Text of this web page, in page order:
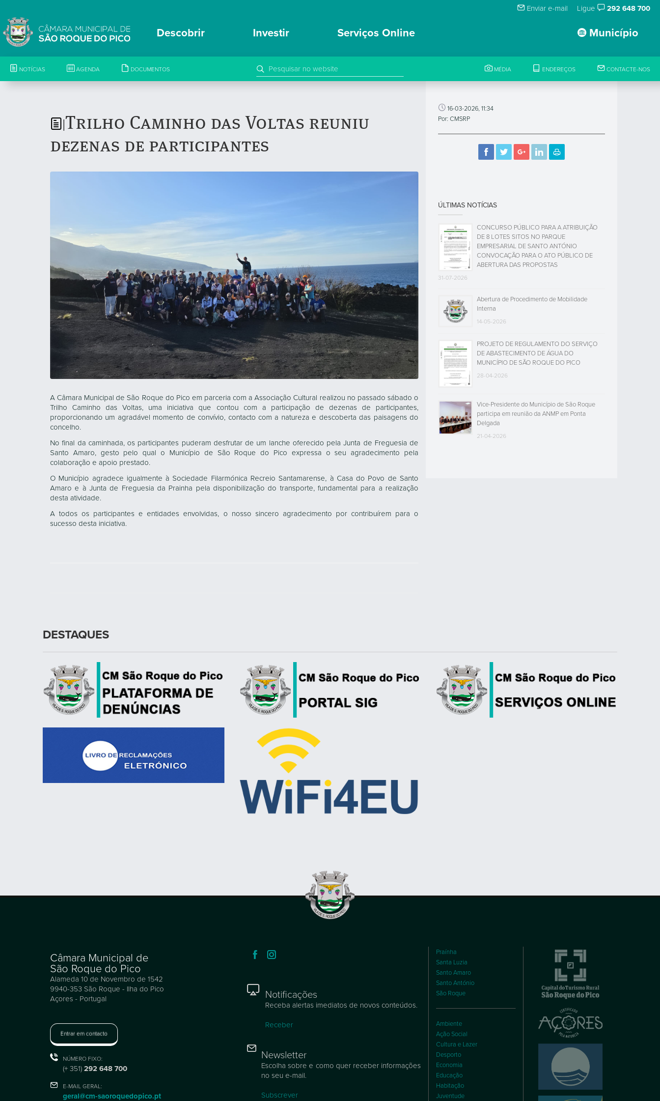
Enviar e-mail Ligue 292 648 700
Município
Descobrir Investir Serviços Online
NOTÍCIAS AGENDA DOCUMENTOS MÉDIA ENDEREÇOS CONTACTE-NOS
Trilho Caminho das Voltas reuniu
dezenas de participantes
A Câmara Municipal de São Roque do Pico em parceria com a Associação Cultural realizou no passado sábado o
Trilho Caminho das Voltas, uma iniciativa que contou com a participação de dezenas de participantes,
proporcionando um agradável momento de convívio, contacto com a natureza e descoberta das paisagens do
concelho.
No final da caminhada, os participantes puderam desfrutar de um lanche oferecido pela Junta de Freguesia de
Santo Amaro, gesto pelo qual o Município de São Roque do Pico expressa o seu agradecimento pela
colaboração e apoio prestado.
O Município agradece igualmente à Sociedade Filarmónica Recreio Santamarense, à Casa do Povo de Santo
Amaro e à Junta de Freguesia da Prainha pela disponibilização do transporte, fundamental para a realização
desta atividade.
A todos os participantes e entidades envolvidas, o nosso sincero agradecimento por contribuírem para o
sucesso desta iniciativa.
16-03-2026, 11:34
Por: CMSRP
ÚLTIMAS NOTÍCIAS
CONCURSO PÚBLICO PARA A ATRIBUIÇÃO
DE 8 LOTES SITOS NO PARQUE
EMPRESARIAL DE SANTO ANTÓNIO
CONVOCAÇÃO PARA O ATO PÚBLICO DE
ABERTURA DAS PROPOSTAS
31-07-2026
Abertura de Procedimento de Mobilidade
Interna
14-05-2026
PROJETO DE REGULAMENTO DO SERVIÇO
DE ABASTECIMENTO DE ÁGUA DO
MUNICÍPIO DE SÃO ROQUE DO PICO
28-04-2026
Vice-Presidente do Município de São Roque
participa em reunião da ANMP em Ponta
Delgada
21-04-2026
DESTAQUES
Câmara Municipal de
São Roque do Pico
Alameda 10 de Novembro de 1542
9940-353 São Roque - Ilha do Pico
Açores - Portugal
Entrar em contacto
NÚMERO FIXO:
(+ 351) 292 648 700
E-MAIL GERAL:
geral@cm-saoroquedopico.pt
Notificações
Receba alertas imediatos de novos conteúdos.
Receber
Newsletter
Escolha sobre e como quer receber informações
no seu e-mail.
Subscrever
Praínha
Santa Luzia
Santo Amaro
Santo António
São Roque
Ambiente
Ação Social
Cultura e Lazer
Desporto
Economia
Educação
Habitação
Juventude